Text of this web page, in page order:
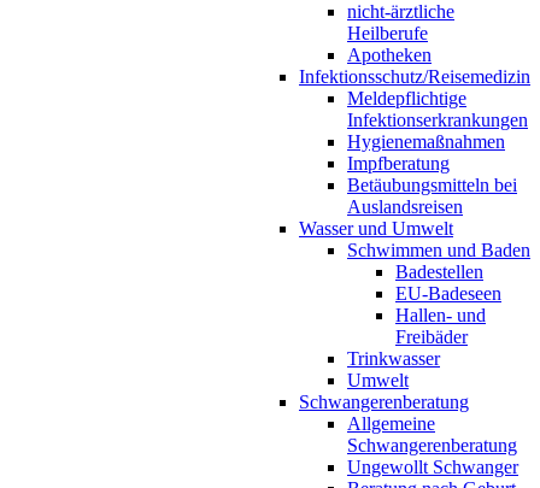
nicht-ärztliche
Heilberufe
Apotheken
Infektionsschutz/Reisemedizin
Meldepflichtige
Infektionserkrankungen
Hygienemaßnahmen
Impfberatung
Betäubungsmitteln bei
Auslandsreisen
Wasser und Umwelt
Schwimmen und Baden
Badestellen
EU-Badeseen
Hallen- und
Freibäder
Trinkwasser
Umwelt
Schwangerenberatung
Allgemeine
Schwangerenberatung
Ungewollt Schwanger